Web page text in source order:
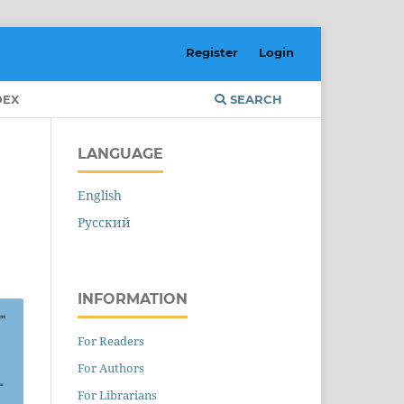
SEARCH
Register Login
LANGUAGE
English
Русский
INFORMATION
For Readers
For Authors
For Librarians